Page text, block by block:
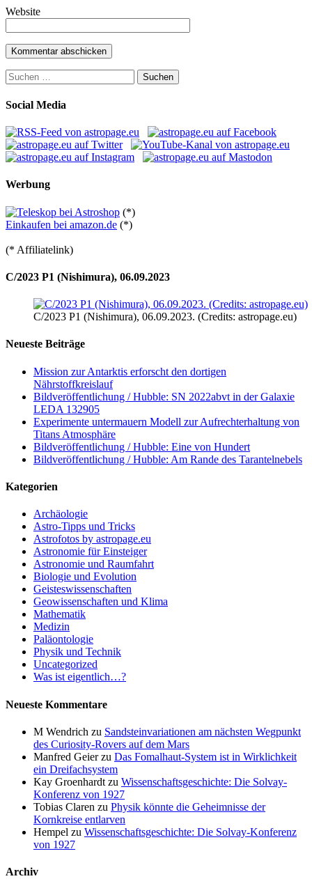
Website
Suchen
nach:
Social Media
Werbung
(*)
Einkaufen bei amazon.de (*)
(* Affiliatelink)
C/2023 P1 (Nishimura), 06.09.2023
C/2023 P1 (Nishimura), 06.09.2023. (Credits: astropage.eu)
Neueste Beiträge
Mission zur Antarktis erforscht den dortigen
Nährstoffkreislauf
Bildveröffentlichung / Hubble: SN 2022abvt in der Galaxie
LEDA 132905
Experimente untermauern Modell zur Aufrechterhaltung von
Titans Atmosphäre
Bildveröffentlichung / Hubble: Eine von Hundert
Bildveröffentlichung / Hubble: Am Rande des Tarantelnebels
Kategorien
Archäologie
Astro-Tipps und Tricks
Astrofotos by astropage.eu
Astronomie für Einsteiger
Astronomie und Raumfahrt
Biologie und Evolution
Geisteswissenschaften
Geowissenschaften und Klima
Mathematik
Medizin
Paläontologie
Physik und Technik
Uncategorized
Was ist eigentlich…?
Neueste Kommentare
M Wendrich zu Sandsteinvariationen am nächsten Wegpunkt
des Curiosity-Rovers auf dem Mars
Manfred Geierzu Das Fomalhaut-System ist in Wirklichkeit
ein Dreifachsystem
Kay Groenhardt zu Wissenschaftsgeschichte: Die Solvay-
Konferenz von 1927
Tobias Claren zu Physik könnte die Geheimnisse der
Kornkreise entlarven
Hempel zu Wissenschaftsgeschichte: Die Solvay-Konferenz
von 1927
Archiv